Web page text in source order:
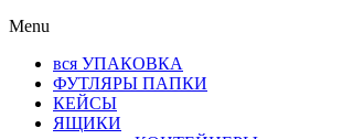
Menu
вся УПАКОВКА
ФУТЛЯРЫ ПАПКИ
КЕЙСЫ
ЯЩИКИ